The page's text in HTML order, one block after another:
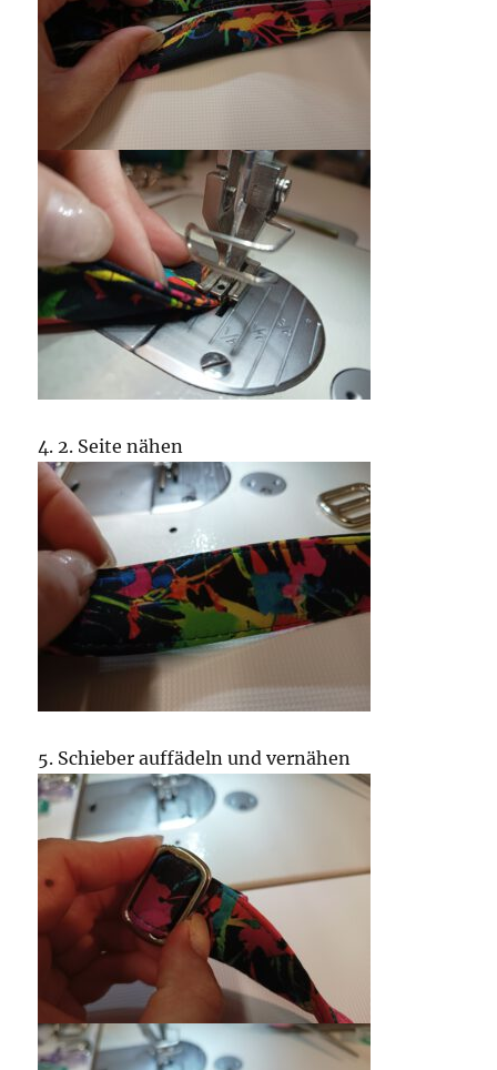
4. 2. Seite nähen
5. Schieber auffädeln und vernähen